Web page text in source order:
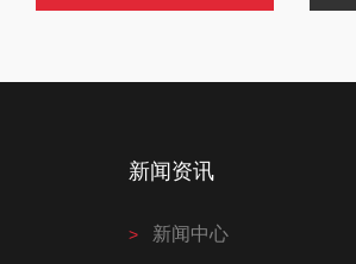
新闻资讯
新闻中心